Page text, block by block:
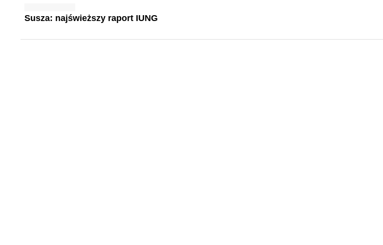
Susza: najświeższy raport IUNG